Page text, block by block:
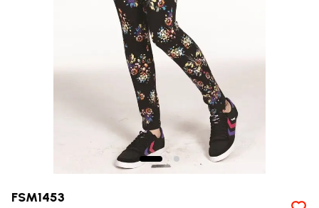
FSM1453